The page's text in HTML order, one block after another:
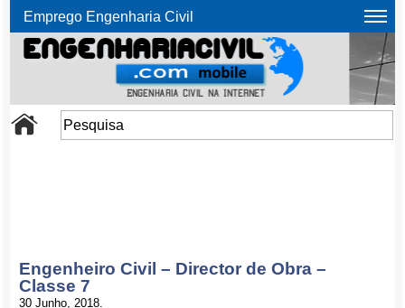
Emprego Engenharia Civil
Engenheiro Civil – Director de Obra –
Classe 7
30 Junho, 2018.